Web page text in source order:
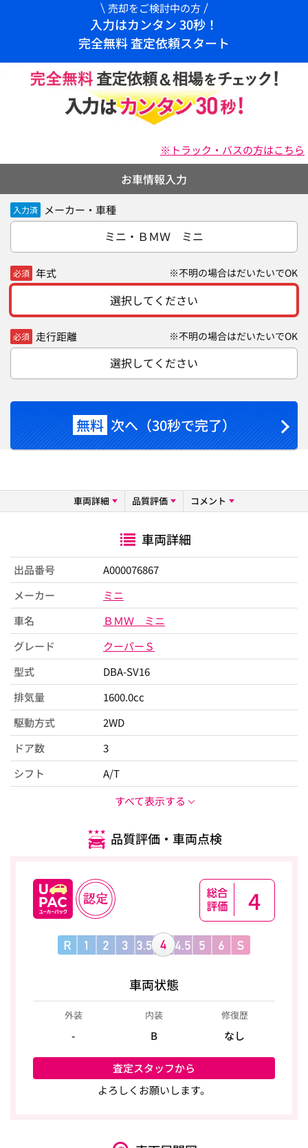
売却をご検討中の方
入力はカンタン 30秒！
完全無料 査定依頼スタート
※トラック・バスの方はこちら
お車情報入力
入力済 メーカー・車種
ミニ・ＢＭＷ ミニ
必須 年式 ※不明の場合はだいたいでOK
選択してください
必須 走行距離 ※不明の場合はだいたいでOK
選択してください
無料 次へ（30秒で完了）
車両詳細 品質評価 コメント
車両詳細
出品番号
A000076867
メーカー
ミニ
車名
ＢＭＷ ミニ
グレード
クーパーＳ
型式
DBA-SV16
排気量
1600.0cc
駆動方式
2WD
ドア数
3
シフト
A/T
すべて表示する
品質評価・車両点検
4
車両状態
外装
-
内装
B
修復歴
なし
査定スタッフから
よろしくお願いします。